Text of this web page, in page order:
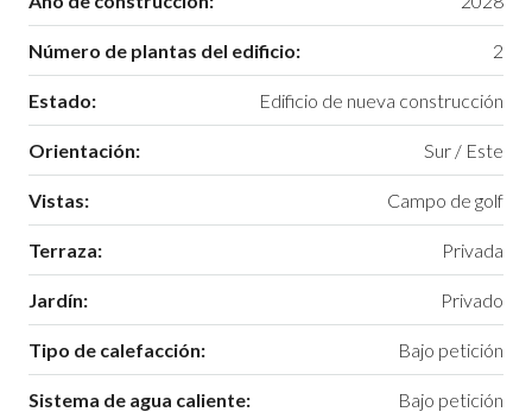
Número de plantas del edificio: 2
Estado: Edificio de nueva construcción
Orientación: Sur / Este
Vistas: Campo de golf
Terraza: Privada
Jardín: Privado
Tipo de calefacción: Bajo petición
Sistema de agua caliente: Bajo petición